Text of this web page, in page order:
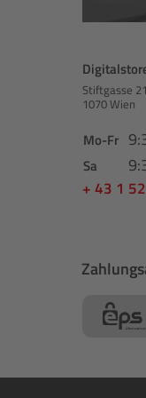
Stiftgasse 21
1070 Wien
Mo-Fr
Sa
+ 43 1